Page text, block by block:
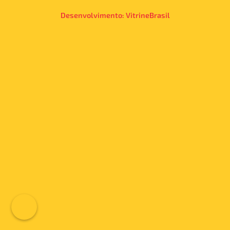
Desenvolvimento: VitrineBrasil